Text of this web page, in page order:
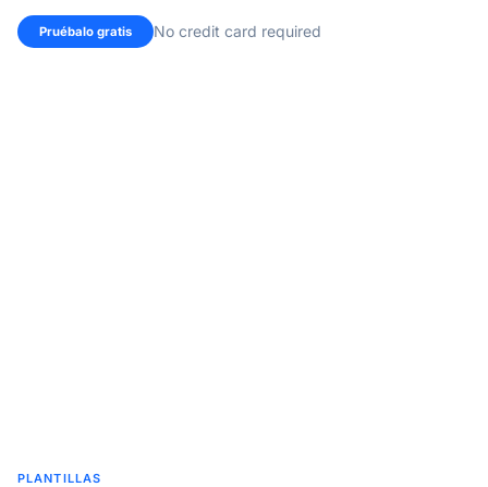
Pruébalo gratis No credit card required
PLANTILLAS